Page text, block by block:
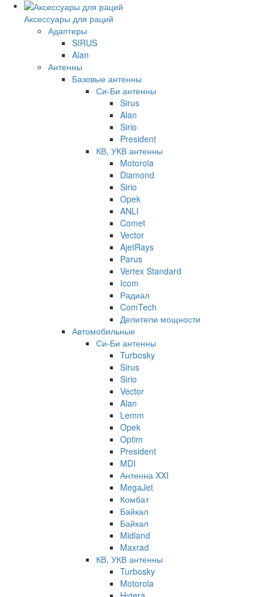
Аксессуары для раций
Адаптеры
SIRUS
Alan
Антенны
Базовые антенны
Си-Би антенны
Sirus
Alan
Sirio
President
КВ, УКВ антенны
Motorola
Diamond
Sirio
Opek
ANLI
Comet
Vector
AjetRays
Parus
Vertex Standard
Icom
Радиал
ComTech
Делители мощности
Автомобильные
Си-Би антенны
Turbosky
Sirus
Sirio
Vector
Alan
Lemm
Opek
Optim
President
MDI
Антенна XXI
MegaJet
Комбат
Байкал
Байкал
Midland
Maxrad
КВ, УКВ антенны
Turbosky
Motorola